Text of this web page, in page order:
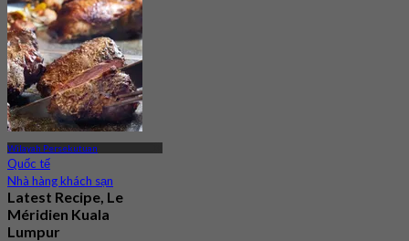
TừRM 96.66
Wilayah Persekutuan
Quốc tế
Nhà hàng khách sạn
Latest Recipe, Le
Méridien Kuala
Lumpur